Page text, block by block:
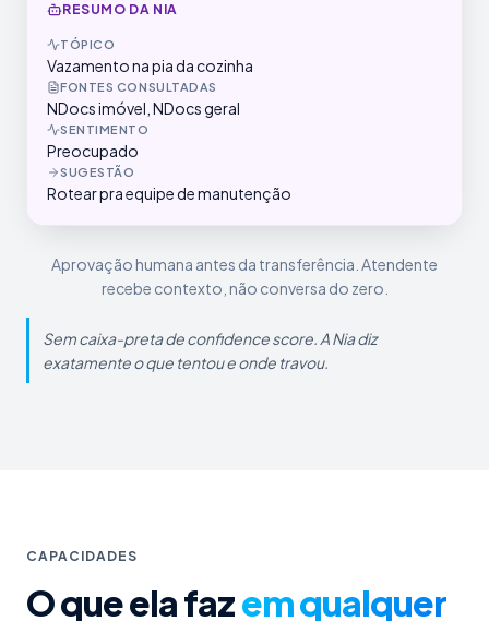
RESUMO DA NIA
TÓPICO
Vazamento na pia da cozinha
FONTES CONSULTADAS
NDocs imóvel, NDocs geral
SENTIMENTO
Preocupado
SUGESTÃO
Rotear pra equipe de manutenção
Aprovação humana antes da transferência. Atendente
recebe contexto, não conversa do zero.
Sem caixa-preta de confidence score. A Nia diz
exatamente o que tentou e onde travou.
CAPACIDADES
O que ela fazem qualquer